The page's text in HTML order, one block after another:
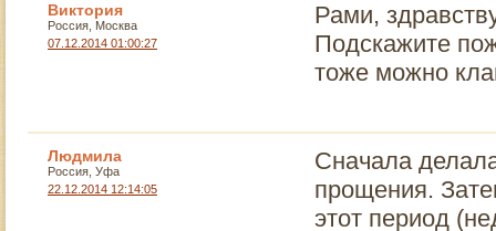
Виктория
Россия, Москва
07.12.2014 01:00:27
Рами,
Подскажите
тоже можно
Людмила
Россия, Уфа
22.12.2014 12:14:05
Сначала
прощения.
этот период